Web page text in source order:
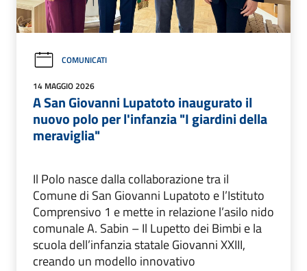
COMUNICATI
14 MAGGIO 2026
A San Giovanni Lupatoto inaugurato il
nuovo polo per l'infanzia "I giardini della
meraviglia"
Il Polo nasce dalla collaborazione tra il
Comune di San Giovanni Lupatoto e l’Istituto
Comprensivo 1 e mette in relazione l’asilo nido
comunale A. Sabin – Il Lupetto dei Bimbi e la
scuola dell’infanzia statale Giovanni XXIII,
creando un modello innovativo